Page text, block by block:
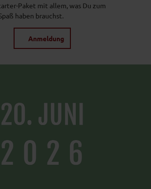
Paket mit allem, was Du zum
haben brauchst.
Anmeldung